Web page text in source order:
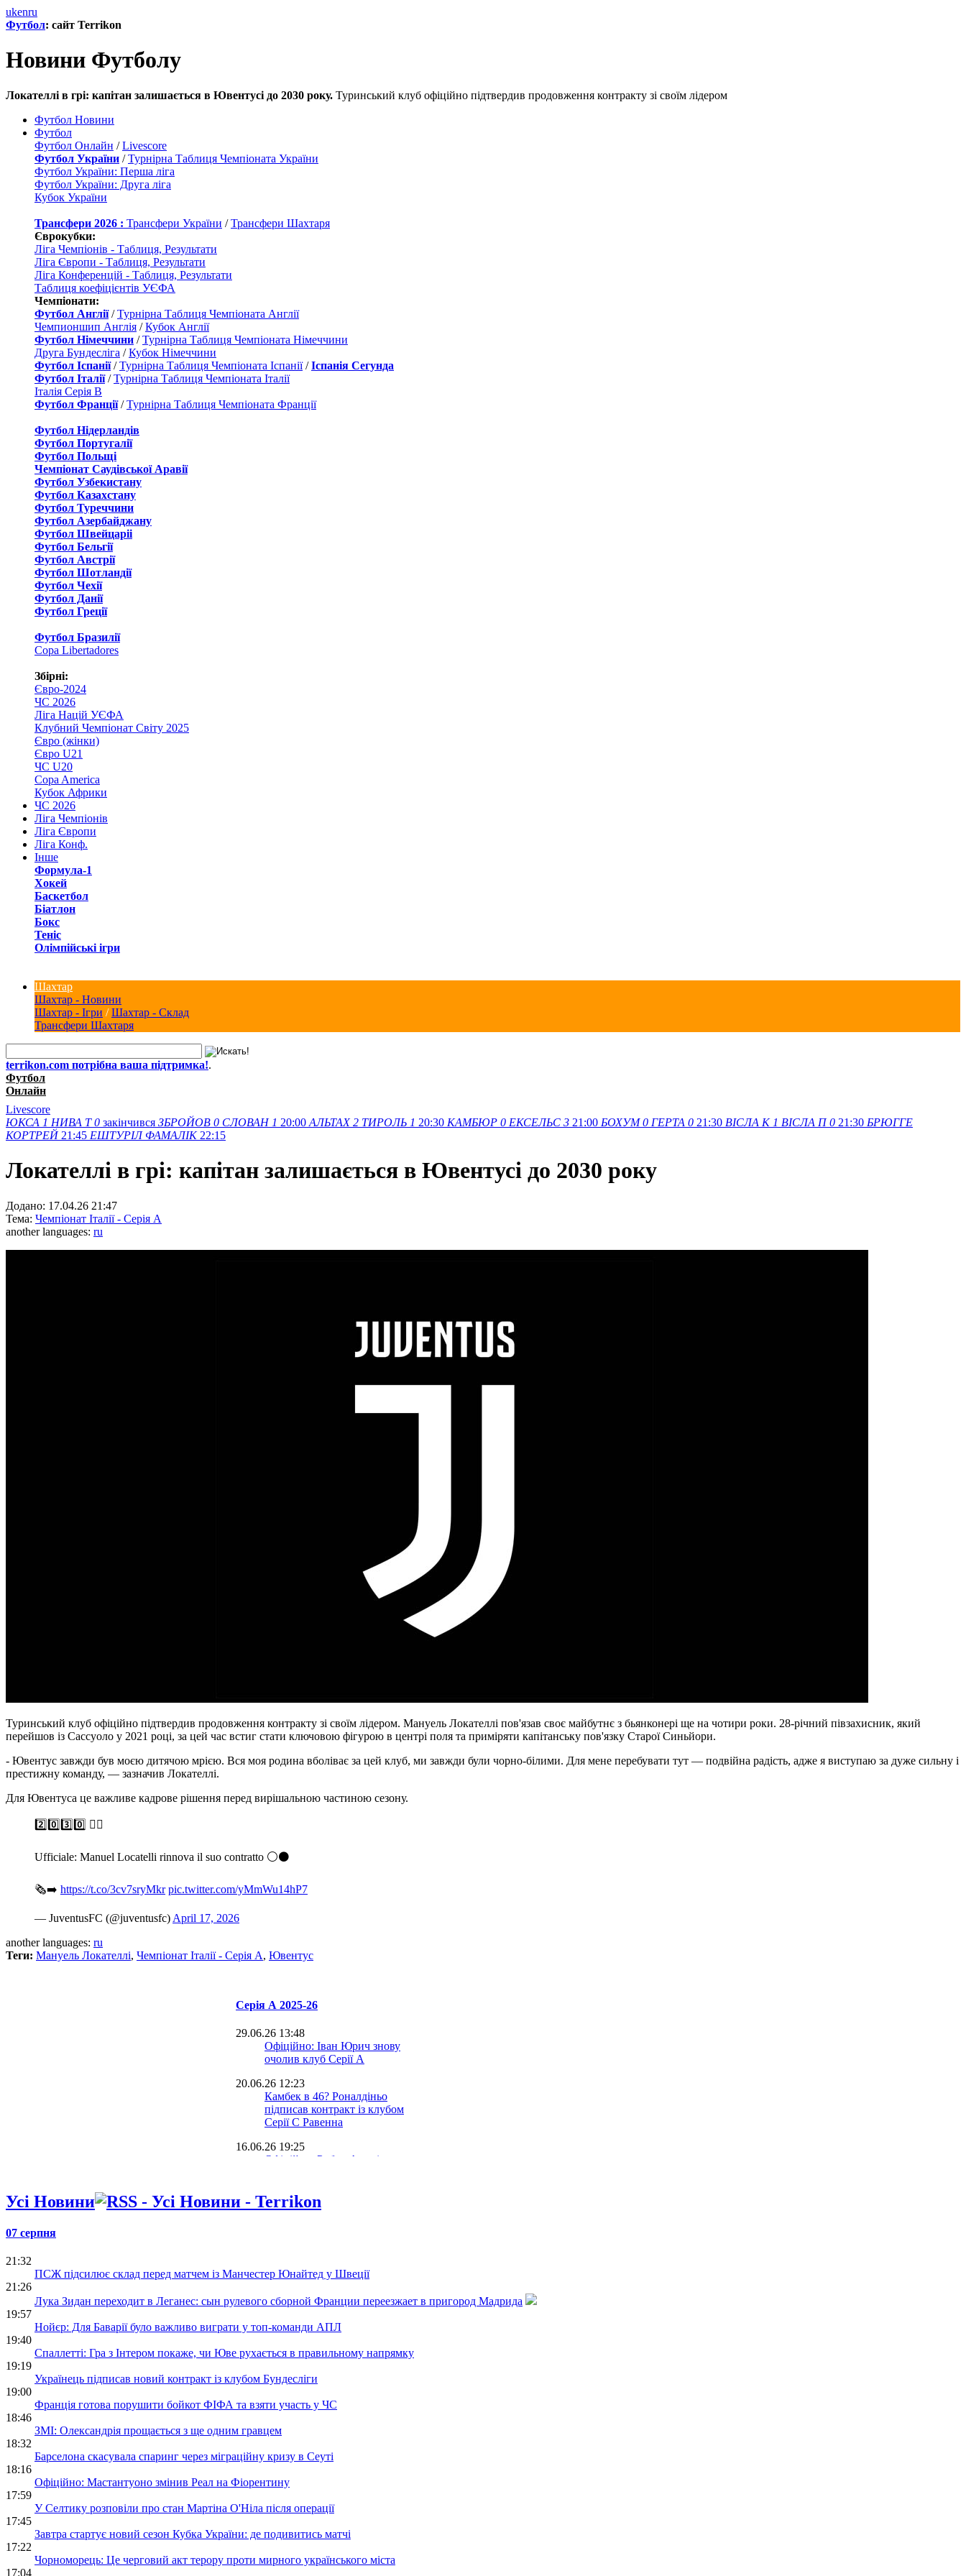
ukenru
Футбол: сайт Terrikon
Новини Футболу
Локателлі в грі: капітан залишається в Ювентусі до 2030 року. Туринський клуб офіційно підтвердив продовження контракту зі своїм лідером
Футбол Новини
Футбол
Футбол Онлайн /Livescore
Футбол України /Турнірна Таблиця Чемпіоната України
Футбол України: Перша ліга
Футбол України: Друга ліга
Кубок України
Трансфери 2026 : Трансфери України /Трансфери Шахтаря
Єврокубки:
Ліга Чемпіонів - Таблиця, Результати
Ліга Європи - Таблиця, Результати
Ліга Конференцій - Таблиця, Результати
Таблиця коефіцієнтів УЄФА
Чемпіонати:
Футбол Англії/Турнірна Таблиця Чемпіоната Англії
Чемпионшип Англія /Кубок Англії
Футбол Німеччини /Турнірна Таблиця Чемпіоната Німеччини
Друга Бундесліга /Кубок Німеччини
Футбол Іспанії/Турнірна Таблиця Чемпіоната Іспанії/Іспанія Сегунда
Футбол Італії/Турнірна Таблиця Чемпіоната Італії
Італія Серія B
Футбол Франції/Турнірна Таблиця Чемпіоната Франції
Футбол Нідерландiв
Футбол Португалії
Футбол Польщі
Чемпіонат Саудівської Аравії
Футбол Узбекистану
Футбол Казахстану
Футбол Туреччини
Футбол Азербайджану
Футбол Швейцаріі
Футбол Бельгії
Футбол Австрії
Футбол Шотландії
Футбол Чехії
Футбол Данії
Футбол Греції
Футбол Бразилії
Copa Libertadores
Збірні:
Євро-2024
ЧС 2026
Ліга Націй УЄФА
Клубний Чемпіонат Світу 2025
Євро (жінки)
Євро U21
ЧС U20
Copa America
Кубок Африки
ЧС 2026
Ліга Чемпіонів
Ліга Європи
Ліга Конф.
Інше
Формула-1
Хокей
Баскетбол
Біатлон
Бокс
Теніс
Олімпійські ігри
Шахтар
Шахтар - Новини
Шахтар - Ігри /Шахтар - Склад
Трансфери Шахтаря
terrikon.com потрібна ваша підтримка!.
Футбол
Онлайн
Livescore
ЮКСА 1 НИВА Т 0 закінчився ЗБРОЙОВ 0 СЛОВАН 1 20:00 АЛЬТАХ 2 ТИРОЛЬ 1 20:30 КАМБЮР 0 ЕКСЕЛЬС 3 21:00 БОХУМ 0 ГЕРТА 0 21:30 ВІСЛА K 1 ВІСЛА П 0 21:30 БРЮГГЕ
КОРТРЕЙ 21:45 ЕШТУРІЛ ФАМАЛІК 22:15
Локателлі в грі: капітан залишається в Ювентусі до 2030 року
Додано: 17.04.26 21:47
Тема: Чемпіонат Італії - Серія А
another languages: ru
Туринський клуб офіційно підтвердив продовження контракту зі своїм лідером. Мануель Локателлі пов'язав своє майбутнє з бьянконері ще на чотири роки. 28-річний півзахисник, який
перейшов із Сассуоло у 2021 році, за цей час встиг стати ключовою фігурою в центрі поля та приміряти капітанську пов'язку Старої Синьйори.
- Ювентус завжди був моєю дитячою мрією. Вся моя родина вболіває за цей клуб, ми завжди були чорно-білими. Для мене перебувати тут — подвійна радість, адже я виступаю за дуже сильну і
престижну команду, — зазначив Локателлі.
Для Ювентуса це важливе кадрове рішення перед вирішальною частиною сезону.
2️⃣0️⃣3️⃣0️⃣ ✍🏻
Ufficiale: Manuel Locatelli rinnova il suo contratto ⚪⚫
🗞️➡️ https://t.co/3cv7sryMkr pic.twitter.com/yMmWu14hP7
— JuventusFC (@juventusfc) April 17, 2026
another languages: ru
Теги: Мануель Локателлі, Чемпіонат Італії - Серія А, Ювентус
Серія А 2025-26
29.06.26 13:48
Офіційно: Іван Юрич знову
очолив клуб Серії А
20.06.26 12:23
Камбек в 46? Роналдіньо
підписав контракт із клубом
Серії C Равенна
16.06.26 19:25
Офіційно: Рубен Аморім -
Капелло: Призначення
Аморіма в Мілан - стрибок у
тренером
Усі Новини
07 серпня
21:32
ПСЖ підсилює склад перед матчем із Манчестер Юнайтед у Швеції
21:26
Лука Зидан переходит в Леганес: сын рулевого сборной Франции переезжает в пригород Мадрида
19:57
Нойєр: Для Баварії було важливо виграти у топ-команди АПЛ
19:40
Спаллетті: Гра з Інтером покаже, чи Юве рухається в правильному напрямку
19:19
Українець підписав новий контракт із клубом Бундесліги
19:00
Франція готова порушити бойкот ФІФА та взяти участь у ЧС
18:46
ЗМІ: Олександрія прощається з ще одним гравцем
18:32
Барселона скасувала спаринг через міграційну кризу в Сеуті
18:16
Офіційно: Мастантуоно змінив Реал на Фіорентину
17:59
У Селтику розповіли про стан Мартіна О'Ніла після операції
17:45
Завтра стартує новий сезон Кубка України: де подивитись матчі
17:22
Чорноморець: Це черговий акт терору проти мирного українського міста
17:04